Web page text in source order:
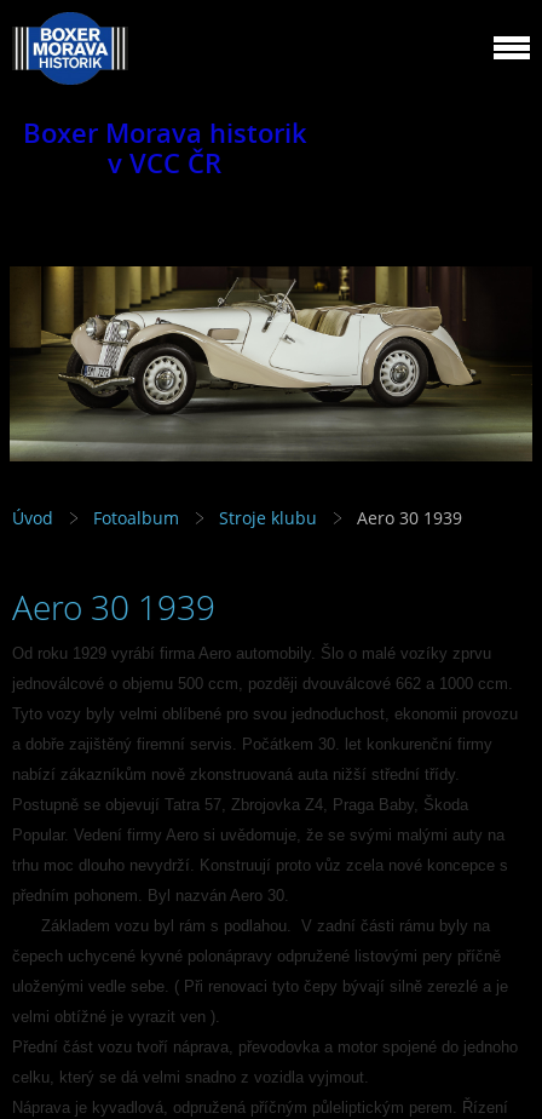
Boxer Morava historik
v VCC ČR
Jsme klub veteránů.
Úvod Fotoalbum Stroje klubu Aero 30 1939
Aero 30 1939
Od roku 1929 vyrábí firma Aero automobily. Šlo o malé vozíky zprvu
jednoválcové o objemu 500 ccm, později dvouválcové 662 a 1000 ccm.
Tyto vozy byly velmi oblíbené pro svou jednoduchost, ekonomii provozu
a dobře zajištěný firemní servis. Počátkem 30. let konkurenční firmy
nabízí zákazníkům nově zkonstruovaná auta nižší střední třídy.
Postupně se objevují Tatra 57, Zbrojovka Z4, Praga Baby, Škoda
Popular. Vedení firmy Aero si uvědomuje, že se svými malými auty na
trhu moc dlouho nevydrží. Konstruují proto vůz zcela nové koncepce s
předním pohonem. Byl nazván Aero 30.
Základem vozu byl rám s podlahou. V zadní části rámu byly na
čepech uchycené kyvné polonápravy odpružené listovými pery příčně
uloženými vedle sebe. ( Při renovaci tyto čepy bývají silně zerezlé a je
velmi obtížné je vyrazit ven ).
Přední část vozu tvoří náprava, převodovka a motor spojené do jednoho
celku, který se dá velmi snadno z vozidla vyjmout.
Náprava je kyvadlová, odpružená příčným půleliptickým perem. Řízení